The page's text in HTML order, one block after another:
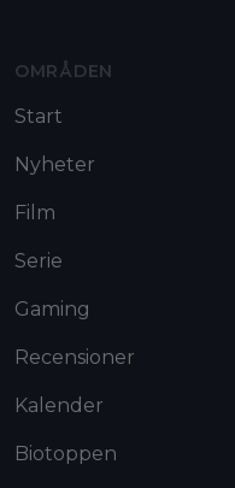
OMRÅDEN
Start
Nyheter
Film
Serie
Gaming
Recensioner
Kalender
Biotoppen